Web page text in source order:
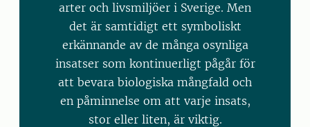
arter och livsmiljöer i Sverige. Men
det är samtidigt ett symboliskt
erkännande av de många osynliga
insatser som kontinuerligt pågår för
att bevara biologiska mångfald och
en påminnelse om att varje insats,
stor eller liten, är viktig.